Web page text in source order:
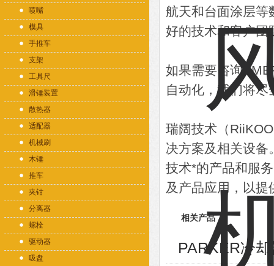
喷嘴
模具
手推车
支架
工具尺
滑锤装置
散热器
适配器
机械刷
木锤
推车
夹钳
分离器
螺栓
驱动器
吸盘
航天和台面涂层
好的技术和客户团
如果需要咨询
自动化，我们将
瑞阔技术（
决方案及相关设备
技术*的产品和服
及产品应用，以提
相关产品
PARKER冷